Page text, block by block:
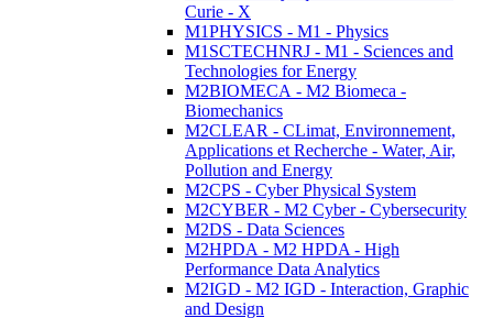
Curie - X
M1PHYSICS - M1 - Physics
M1SCTECHNRJ - M1 - Sciences and
Technologies for Energy
M2BIOMECA - M2 Biomeca -
Biomechanics
M2CLEAR - CLimat, Environnement,
Applications et Recherche - Water, Air,
Pollution and Energy
M2CPS - Cyber Physical System
M2CYBER - M2 Cyber - Cybersecurity
M2DS - Data Sciences
M2HPDA - M2 HPDA - High
Performance Data Analytics
M2IGD - M2 IGD - Interaction, Graphic
and Design